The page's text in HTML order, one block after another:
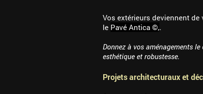
Vos extérieurs deviennent
le Pavé Antica ©,.
Donnez à vos aménagements
esthétique et robustesse.
Projets architecturaux et